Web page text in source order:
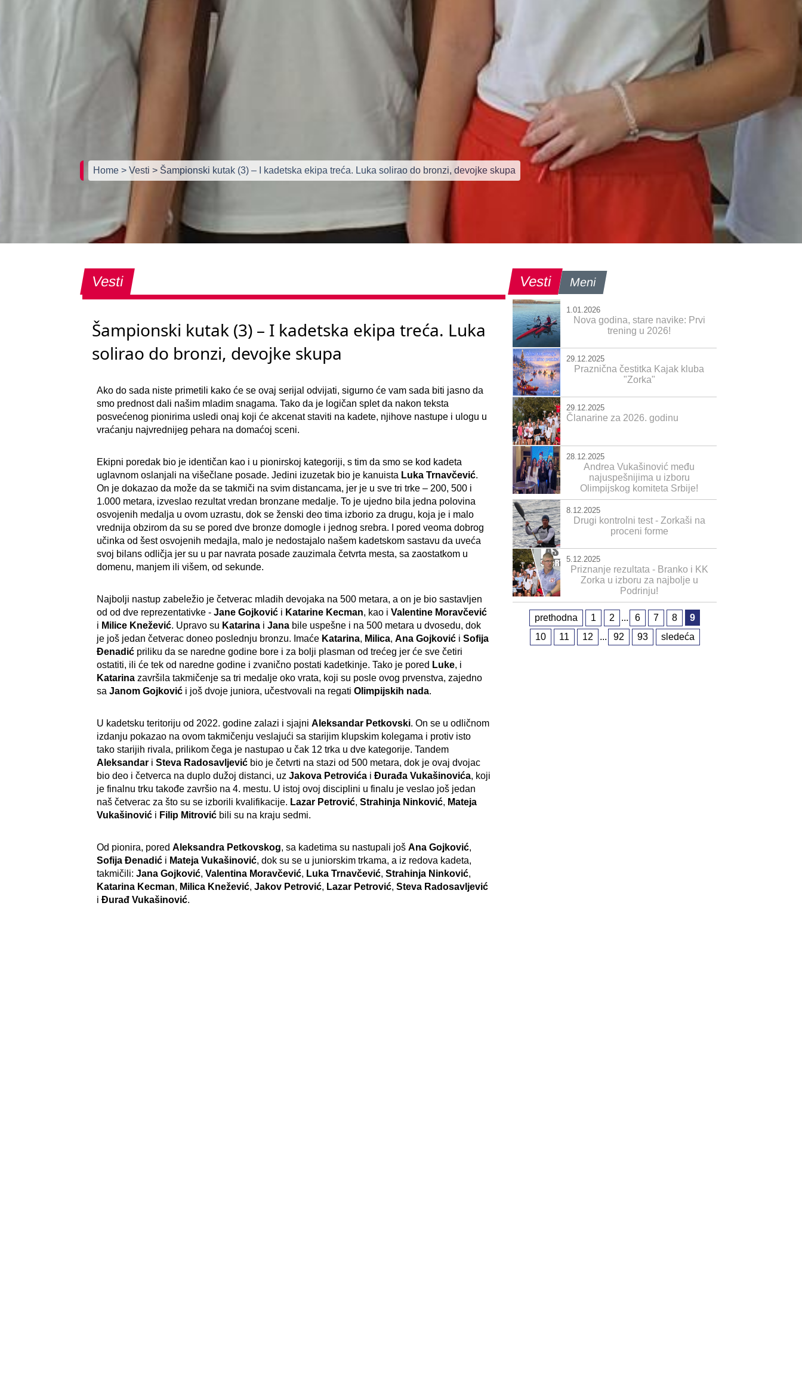
Home> Vesti> Šampionski kutak (3) – I kadetska ekipa treća. Luka solirao do bronzi, devojke skupa
Vesti
Šampionski kutak (3) – I kadetska ekipa treća. Luka
solirao do bronzi, devojke skupa
Ako do sada niste primetili kako će se ovaj serijal odvijati, sigurno će vam sada biti jasno da
smo prednost dali našim mladim snagama. Tako da je logičan splet da nakon teksta
posvećenog pionirima usledi onaj koji će akcenat staviti na kadete, njihove nastupe i ulogu u
vraćanju najvrednijeg pehara na domaćoj sceni.
Ekipni poredak bio je identičan kao i u pionirskoj kategoriji, s tim da smo se kod kadeta
uglavnom oslanjali na višečlane posade. Jedini izuzetak bio je kanuista Luka Trnavčević.
On je dokazao da može da se takmiči na svim distancama, jer je u sve tri trke – 200, 500 i
1.000 metara, izveslao rezultat vredan bronzane medalje. To je ujedno bila jedna polovina
osvojenih medalja u ovom uzrastu, dok se ženski deo tima izborio za drugu, koja je i malo
vrednija obzirom da su se pored dve bronze domogle i jednog srebra. I pored veoma dobrog
učinka od šest osvojenih medajla, malo je nedostajalo našem kadetskom sastavu da uveća
svoj bilans odličja jer su u par navrata posade zauzimala četvrta mesta, sa zaostatkom u
domenu, manjem ili višem, od sekunde.
Najbolji nastup zabeležio je četverac mladih devojaka na 500 metara, a on je bio sastavljen
od od dve reprezentativke -Jane Gojković i Katarine Kecman, kao iValentine Moravčević
i Milice Knežević. Upravo su Katarina iJana bile uspešne i na 500 metara u dvosedu, dok
je još jedan četverac doneo poslednju bronzu. Imaće Katarina, Milica,Ana Gojković iSofija
Đenadić priliku da se naredne godine bore i za bolji plasman od trećeg jer će sve četiri
ostatiti, ili će tek od naredne godine i zvanično postati kadetkinje. Tako je pored Luke, i
Katarinazavršila takmičenje sa tri medalje oko vrata, koji su posle ovog prvenstva, zajedno
saJanom Gojković i još dvoje juniora, učestvovali na regatiOlimpijskih nada.
U kadetsku teritoriju od 2022. godine zalazi i sjajniAleksandar Petkovski. On se u odličnom
izdanju pokazao na ovom takmičenju veslajući sa starijim klupskim kolegama i protiv isto
tako starijih rivala, prilikom čega je nastupao u čak 12 trka u dve kategorije. Tandem
Aleksandar iSteva Radosavljević bio je četvrti na stazi od 500 metara, dok je ovaj dvojac
bio deo i četverca na duplo dužoj distanci, uzJakova Petrovića iĐurađa Vukašinovića, koji
je finalnu trku takođe završio na 4. mestu. U istoj ovoj disciplini u finalu je veslao još jedan
naš četverac za što su se izborili kvalifikacije. Lazar Petrović,Strahinja Ninković, Mateja
Vukašinović i Filip Mitrović bili su na kraju sedmi.
Od pionira, poredAleksandra Petkovskog, sa kadetima su nastupali jošAna Gojković,
Sofija Đenadić i Mateja Vukašinović, dok su se u juniorskim trkama, a iz redova kadeta,
takmičili:Jana Gojković,Valentina Moravčević, Luka Trnavčević,Strahinja Ninković,
Katarina Kecman, Milica Knežević,Jakov Petrović, Lazar Petrović,Steva Radosavljević
iĐurađ Vukašinović.
Vesti Meni
1.01.2026
Nova godina, stare navike: Prvi
trening u 2026!
29.12.2025
Praznična čestitka Kajak kluba
"Zorka"
29.12.2025
Članarine za 2026. godinu
28.12.2025
Andrea Vukašinović među
najuspešnijima u izboru
Olimpijskog komiteta Srbije!
8.12.2025
Drugi kontrolni test - Zorkaši na
proceni forme
5.12.2025
Priznanje rezultata - Branko i KK
Zorka u izboru za najbolje u
Podrinju!
prethodna 1 2 ... 6 7 8
9
10
11 12 ... 92 93 sledeća